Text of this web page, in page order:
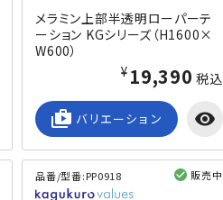
メラミン上部半透明ローパーテ
ーション KGシリーズ（H1600×
W600）
¥19,390 税込
shop_2 バリエーション visibility
品番/型番:PP0918
販売中